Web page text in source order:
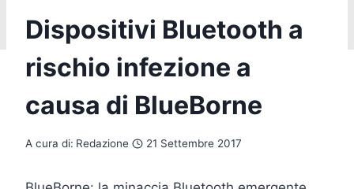
Dispositivi Bluetooth a
rischio infezione a
causa di BlueBorne
A cura di: Redazione 21 Settembre 2017